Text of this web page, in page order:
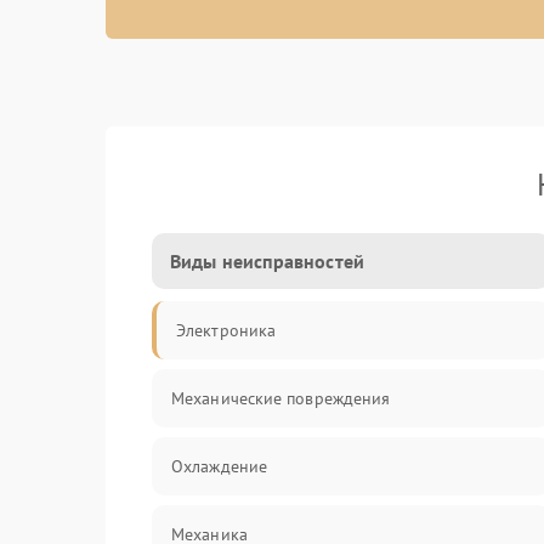
Виды неисправностей
Электроника
Механические повреждения
Охлаждение
Механика